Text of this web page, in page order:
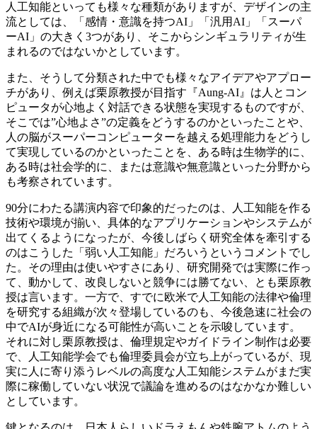
人工知能といっても様々な種類がありますが、デザインの主
流としては、「感情・意識を持つAI」「汎用AI」「スーパ
ーAI」の大きく3つがあり、そこからシンギュラリティが生
まれるのではないかとしています。
また、そうして分類された中でも様々なアイデアやアプロー
チがあり、例えば栗原教授が目指す『Aung-AI』は人とコン
ピュータが心地よく対話できる状態を実現するものですが、
そこでは”心地よさ”の定義をどうするのかといったことや、
人の脳がスーパーコンピューターを越える処理能力をどうし
て実現しているのかといったことを、ある時は生物学的に、
ある時は社会学的に、または意識や無意識といった分野から
も考察されています。
90分にわたる講演内容で印象的だったのは、人工知能を作る
技術や環境が揃い、具体的なアプリケーションやシステムが
出てくるようになったが、今後しばらく研究全体を牽引する
のはこうした「弱い人工知能」だろいうというコメントでし
た。その理由は使いやすさにあり、研究開発では実際に作っ
て、動かして、改良しないと競争には勝てない、とも栗原教
授は言います。一方で、すでに欧米で人工知能の法律や倫理
を研究する組織が次々登場しているのも、今後急速に社会の
中でAIが身近になる可能性が高いことを示唆しています。
それに対し栗原教授は、倫理規定やガイドライン制作は必要
で、人工知能学会でも倫理委員会が立ち上がっているが、現
実に人に寄り添うレベルの高度な人工知能システムがまだ実
際に稼働していない状況で議論を進めるのはなかなか難しい
としています。